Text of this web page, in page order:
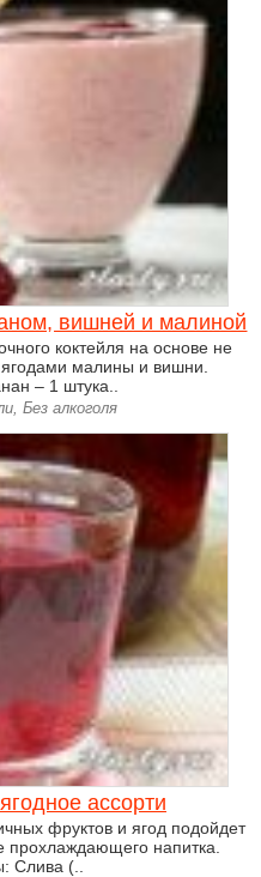
вишней и малиной
коктейля на основе не
малины и вишни.
– 1 штука..
Без алкоголя
ассорти
фруктов и ягод подойдет
прохлаждающего напитка.
Слива (..